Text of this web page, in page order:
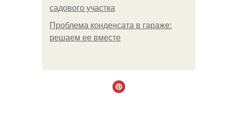
садового участка
Проблема конденсата в гараже:
решаем ее вместе